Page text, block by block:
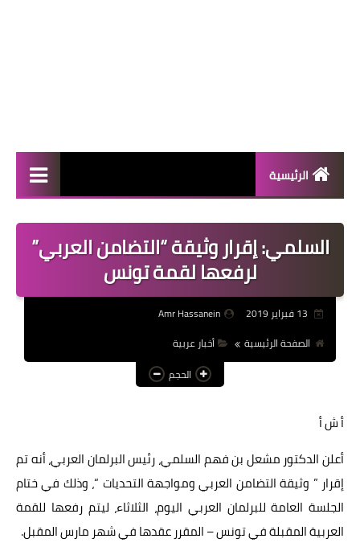
الرئيسية
منوعات
فعاليات
صحة
عالم المرأة
أخبار مصر
أخبار عربية
أخبار النجوم
السلمي: إقرار وثيقة “التضامن العربي”
لرفعها لقمة تونس
Amr Hassanein
الصفحة الرئيسية
أخبار عربية
الحجم
أ ش أ
أعلن الدكتور مشعل بن فهم السلمي، رئيس البرلمان العربي، أنه تم
إقرار ” وثيقة التضامن العربي ومواجهة التحديات “، وذلك في ختام
الجلسة العامة للبرلمان العربي اليوم، الثلاثاء، ليتم رفعها للقمة
العربية المقبلة في تونس – المقرر عقدها في شهر مارس المقبل.